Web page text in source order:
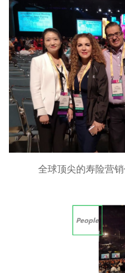
全球顶尖的寿险营